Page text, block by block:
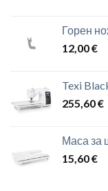
Горен
12,00€
Texi
255,60€
Маса за
15,60€